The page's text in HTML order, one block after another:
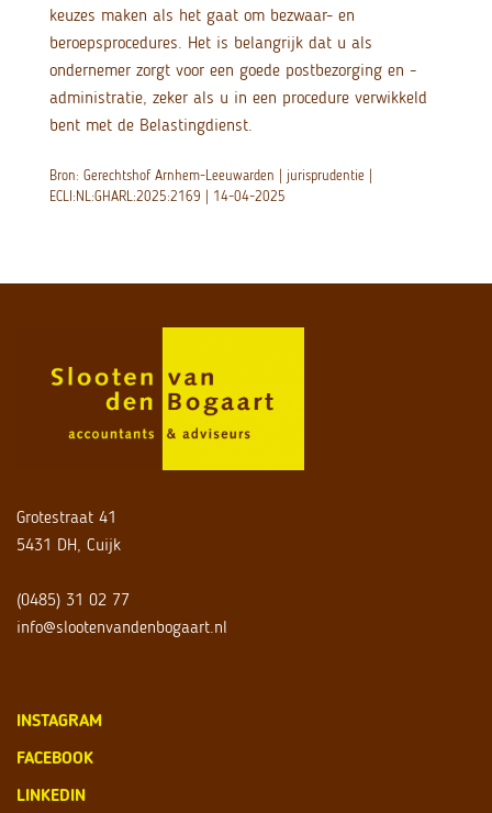
keuzes maken als het gaat om bezwaar- en
beroepsprocedures. Het is belangrijk dat u als
ondernemer zorgt voor een goede postbezorging en -
administratie, zeker als u in een procedure verwikkeld
bent met de Belastingdienst.
Bron: Gerechtshof Arnhem-Leeuwarden | jurisprudentie |
ECLI:NL:GHARL:2025:2169 | 14-04-2025
Grotestraat 41
5431 DH, Cuijk
(0485) 31 02 77
info@slootenvandenbogaart.nl
INSTAGRAM
FACEBOOK
LINKEDIN